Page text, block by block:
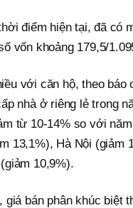
điểm hiện tại, đã có
vốn khoảng 179,5/
với căn hộ, theo báo
nhà ở riêng lẻ trong
từ 10-14% so với
13,1%), Hà Nội (giảm
10,9%).
giá bán phân khúc biệt